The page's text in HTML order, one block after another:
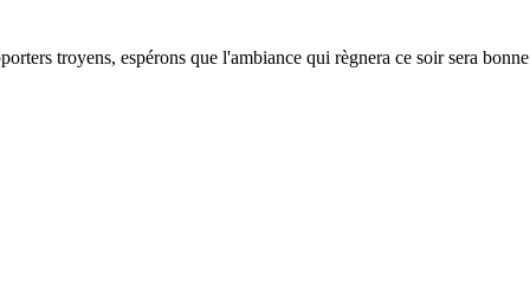
troyens, espérons que l'ambiance qui règnera ce soir sera bonne